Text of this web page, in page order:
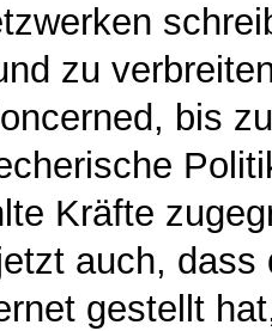
zu
bis
Kräfte
auch,
gestellt